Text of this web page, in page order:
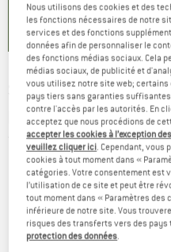
3,3(4)
SELFHOOD -
polaire
(0)
Nous utilisons des cookies et des
les fonctions nécessaires de notre
services et des fonctions
données afin de personnaliser le
des fonctions médias sociaux. Cela
médias sociaux, de publicité et
vous utilisez notre site web;
pays tiers sans garanties
contre l'accès par les autorités. En
acceptez que nous procédions de
accepter les cookies à l’exception
veuillez cliquer ici. Cependant, vous
cookies à tout moment dans «
catégories. Votre consentement est
l’utilisation de ce site et peut être
tout moment dans « Paramètres des
inférieure de notre site. Vous
risques des transferts vers des
protection des données.